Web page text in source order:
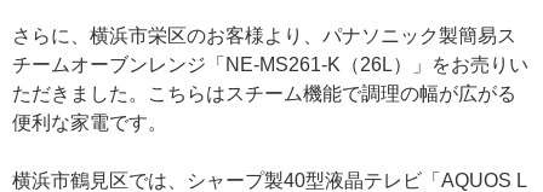
さらに、横浜市栄区のお客様より、パナソニック製簡易ス
チームオーブンレンジ「NE-MS261-K（26L）」をお売りい
ただきました。こちらはスチーム機能で調理の幅が広がる
便利な家電です。
横浜市鶴見区では、シャープ製40型液晶テレビ「AQUOS L